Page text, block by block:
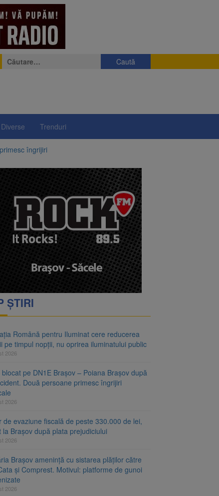
Caută
după:
Diverse Trenduri
îngrijiri
de gunoi
și termen de trei
iluminatului public
ȘTIRI
Română pentru Iluminat cere reducerea
pe timpul nopții, nu oprirea iluminatului public
2026
blocat pe DN1E Brașov – Poiana Brașov după
Două persoane primesc îngrijiri
2026
de evaziune fiscală de peste 330.000 de lei,
la Brașov după plata prejudiciului
2026
Brașov amenință cu sistarea plăților către
și Comprest. Motivul: platforme de gunoi
2026